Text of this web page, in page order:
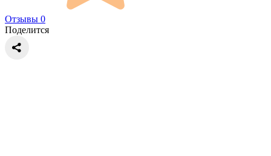
Отзывы 0
Поделится